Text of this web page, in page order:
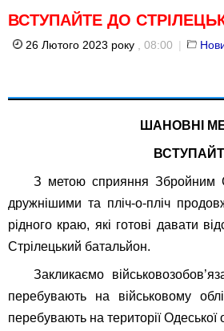
ВСТУПАЙТЕ ДО
26 Лютого 2023 року , 08:00 |
ШАНОВНІ
З метою сприяння Збройним
дружнішими та пліч-о-пліч
рідного краю, які готові давати
Стрілецький батальйон.
Закликаємо
перебувають на військовому
перебувають на території